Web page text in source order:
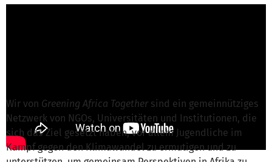
Wir von Greening Africa Together sind ein gemeinnütziges
Netzwerk von NGOs, Universitäten und Institutionen, die
sich das Ziel gesetzt haben, vor allem Jugendliche im
Kampf gegen den Klimawandel zu ermutigen und zu